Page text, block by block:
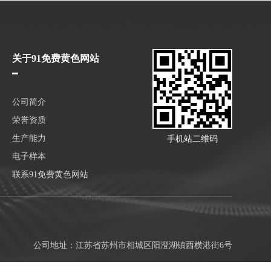
关于91免费黄色网站
公司简介
荣誉资质
生产能力
电子样本
联系91免费黄色网站
手机站二维码
公司地址：江苏省苏州市相城区阳澄湖镇西横港街6号